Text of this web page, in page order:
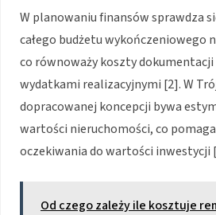
W planowaniu finansów sprawdza
całego budżetu wykończeniowego
co równoważy koszty
wydatkami realizacyjnymi [2]. W
dopracowanej koncepcji bywa
wartości nieruchomości, co
oczekiwania do wartości inwestycji
Od czego zależy ile kosztuje